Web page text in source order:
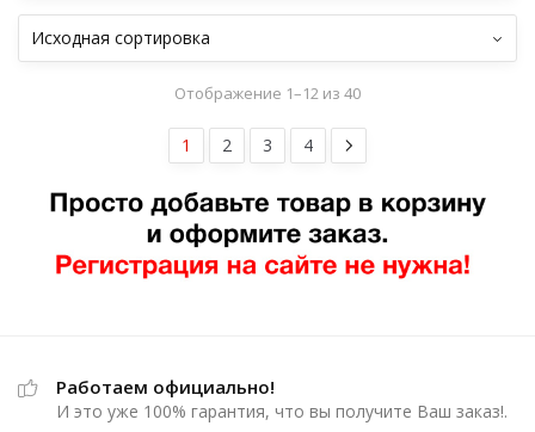
Отображение 1–12 из 40
1 2 3 4
Работаем официально!
И это уже 100% гарантия, что вы получите Ваш заказ!.